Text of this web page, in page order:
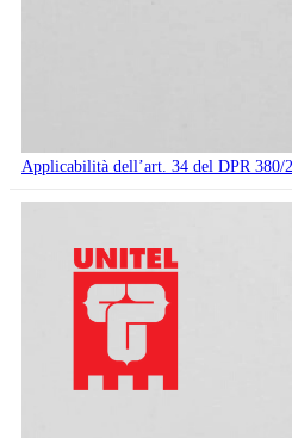
Applicabilità dell’art. 34 del DPR 380/